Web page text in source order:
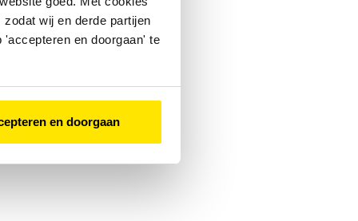
wij en derde partijen
en doorgaan' te
en doorgaan